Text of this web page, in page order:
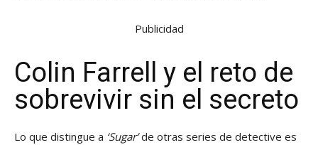
Publicidad
Colin Farrell y el reto de
sobrevivir sin el secreto
Lo que distingue a ‘Sugar’de otras series de detective es